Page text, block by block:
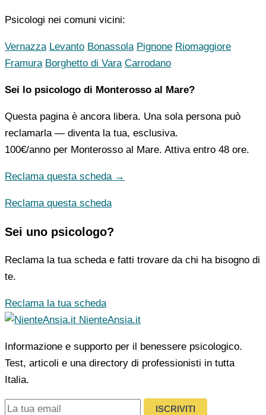
Psicologi nei comuni vicini:
Vernazza Levanto Bonassola Pignone Riomaggiore
Framura Borghetto di Vara Carrodano
Sei lo psicologo di Monterosso al Mare?
Questa pagina è ancora libera. Una sola persona può
reclamarla — diventa la tua, esclusiva.
100€/anno per Monterosso al Mare. Attiva entro 48 ore.
Reclama questa scheda →
Reclama questa scheda
Sei uno psicologo?
Reclama la tua scheda e fatti trovare da chi ha bisogno di
te.
Reclama la tua scheda
NienteAnsia.it
Informazione e supporto per il benessere psicologico.
Test, articoli e una directory di professionisti in tutta
Italia.
ISCRIVITI